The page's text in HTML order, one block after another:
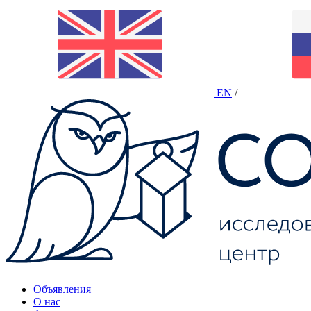
EN /
Объявления
О нас